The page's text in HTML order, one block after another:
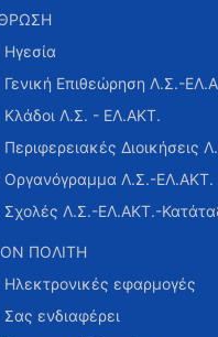
Ηγεσία
Γενική Επιθεώρηση Λ.Σ.-
Κλάδοι Λ.Σ. - ΕΛ.ΑΚΤ.
Περιφερειακές Διοικήσεις
Οργανόγραμμα Λ.Σ.-ΕΛ.ΑΚΤ.
Σχολές Λ.Σ.-ΕΛ.ΑΚΤ.-
ΠΟΛΙΤΗ
Ηλεκτρονικές εφαρμογές
Σας ενδιαφέρει